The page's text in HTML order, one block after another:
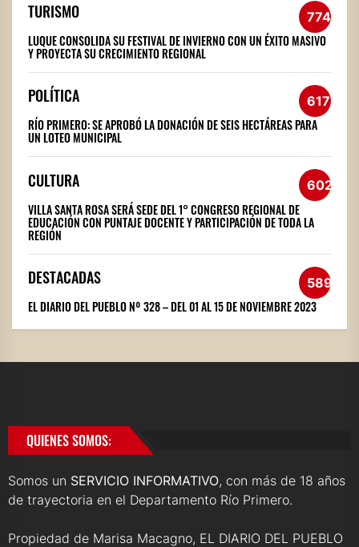
TURISMO 774
LUQUE CONSOLIDA SU FESTIVAL DE INVIERNO CON UN ÉXITO MASIVO
Y PROYECTA SU CRECIMIENTO REGIONAL
POLÍTICA 617
RÍO PRIMERO: SE APROBÓ LA DONACIÓN DE SEIS HECTÁREAS PARA
UN LOTEO MUNICIPAL
CULTURA 602
VILLA SANTA ROSA SERÁ SEDE DEL 1° CONGRESO REGIONAL DE
EDUCACIÓN CON PUNTAJE DOCENTE Y PARTICIPACIÓN DE TODA LA
REGIÓN
DESTACADAS 589
EL DIARIO DEL PUEBLO Nº 328 – DEL 01 AL 15 DE NOVIEMBRE 2023
QUIENES SOMOS:
Somos un SERVICIO INFORMATIVO, con más de 18 años
de trayectoria en el Departamento Río Primero.
Propiedad de Marisa Macagno, EL DIARIO DEL PUEBLO